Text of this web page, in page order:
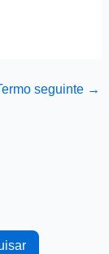
seguinte →